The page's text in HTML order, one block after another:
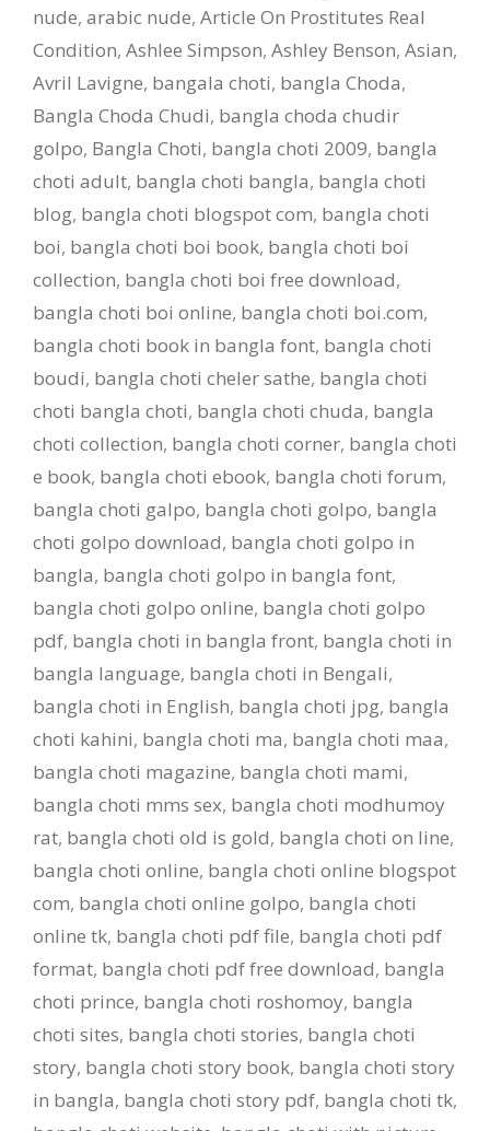
nude, arabic nude, Article On Prostitutes Real
Condition, Ashlee Simpson, Ashley Benson, Asian,
Avril Lavigne, bangala choti, bangla Choda,
Bangla Choda Chudi, bangla choda chudir
golpo, Bangla Choti, bangla choti 2009, bangla
choti adult, bangla choti bangla, bangla choti
blog, bangla choti blogspot com, bangla choti
boi, bangla choti boi book, bangla choti boi
collection, bangla choti boi free download,
bangla choti boi online, bangla choti boi.com,
bangla choti book in bangla font, bangla choti
boudi, bangla choti cheler sathe, bangla choti
choti bangla choti, bangla choti chuda, bangla
choti collection, bangla choti corner, bangla choti
e book, bangla choti ebook, bangla choti forum,
bangla choti galpo, bangla choti golpo, bangla
choti golpo download, bangla choti golpo in
bangla, bangla choti golpo in bangla font,
bangla choti golpo online, bangla choti golpo
pdf, bangla choti in bangla front, bangla choti in
bangla language, bangla choti in Bengali,
bangla choti in English, bangla choti jpg, bangla
choti kahini, bangla choti ma, bangla choti maa,
bangla choti magazine, bangla choti mami,
bangla choti mms sex, bangla choti modhumoy
rat, bangla choti old is gold, bangla choti on line,
bangla choti online, bangla choti online blogspot
com, bangla choti online golpo, bangla choti
online tk, bangla choti pdf file, bangla choti pdf
format, bangla choti pdf free download, bangla
choti prince, bangla choti roshomoy, bangla
choti sites, bangla choti stories, bangla choti
story, bangla choti story book, bangla choti story
in bangla, bangla choti story pdf, bangla choti tk,